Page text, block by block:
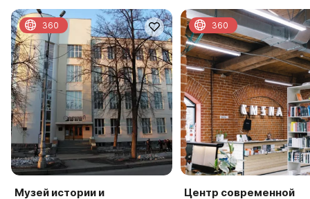
Музей истории и
360
Центр современной
360